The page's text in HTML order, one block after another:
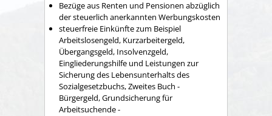
Bezüge aus Renten und Pensionen abzüglich
der steuerlich anerkannten Werbungskosten
steuerfreie Einkünfte zum Beispiel
Arbeitslosengeld, Kurzarbeitergeld,
Übergangsgeld, Insolvenzgeld,
Eingliederungshilfe und Leistungen zur
Sicherung des Lebensunterhalts des
Sozialgesetzbuchs, Zweites Buch -
Bürgergeld, Grundsicherung für
Arbeitsuchende -